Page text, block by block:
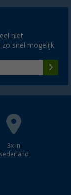
niet
zo snel mogelijk
3x in
Nederland